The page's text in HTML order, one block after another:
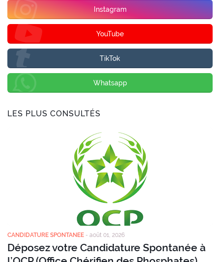
Instagram
YouTube
TikTok
Whatsapp
LES PLUS CONSULTÉS
CANDIDATURE SPONTANEE - août 01, 2026
Déposez votre Candidature Spontanée à